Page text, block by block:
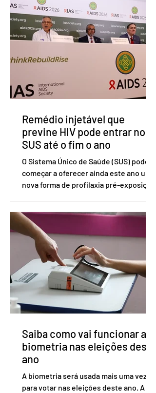
(OMC), contestando duas medidas
tarifárias adotadas pelo país norte-
americano com base na Seção 301 da
Lei de Comércio de 1974. Segundo nota
divulgada pelo Ministério das Relações
Exteriores, o Brasil considera que as
incompatíveis com as obrigações
assumidas pelos Estados Unid
Remédio injetável que
previne HIV pode entrar no
SUS até o fim o ano
O Sistema Único de Saúde (SUS) pode
começar a oferecer ainda este ano uma
nova forma de profilaxia pré-exposição
medicamento carbotegravir, que
impede a replicação do vírus de forma
prolongada e pode ser tomado a cada
dois meses. O pedido de inclusão vai
ser encaminhado pelo Ministério da
Saúde à Comissão Nacional de
Incorporação de Novas Tecnologias no
SUS (Conitec) na semana que vem. A
Conitec é um colegiado
Saiba como vai funcionar a
biometria nas eleições deste
ano
A biometria será usada mais uma vez
para votar nas eleições deste ano. A